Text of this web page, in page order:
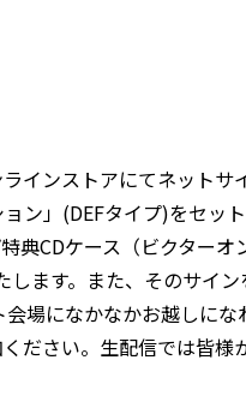
インストアにてネット
ョン」(DEFタイプ)をセ
典CDケース（ビクター
します。また、そのサイ
会場になかなかお越しに
ださい。生配信では皆様